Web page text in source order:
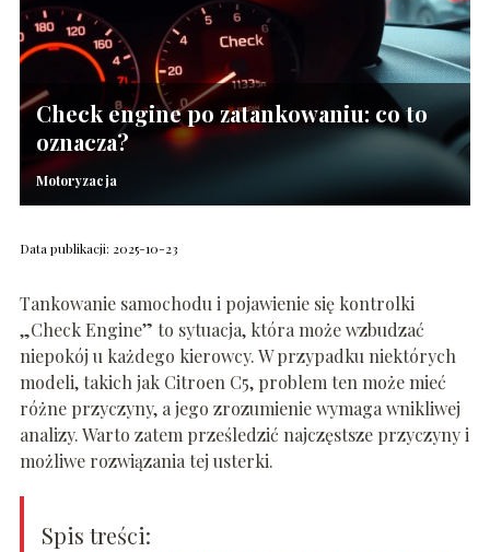
Check engine po zatankowaniu: co to
oznacza?
Motoryzacja
Data publikacji: 2025-10-23
Tankowanie samochodu i pojawienie się kontrolki
„Check Engine” to sytuacja, która może wzbudzać
niepokój u każdego kierowcy. W przypadku niektórych
modeli, takich jak Citroen C5, problem ten może mieć
różne przyczyny, a jego zrozumienie wymaga wnikliwej
analizy. Warto zatem prześledzić najczęstsze przyczyny i
możliwe rozwiązania tej usterki.
Spis treści: